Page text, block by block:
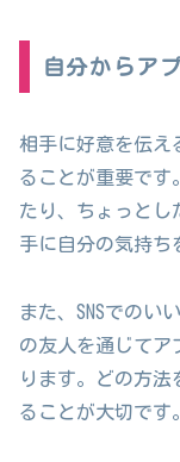
自分からア
相手に好意を伝え
ることが重要です
たり、ちょっとし
手に自分の気持ち
また、SNSでのい
の友人を通じてア
ります。どの方法
ることが大切です。